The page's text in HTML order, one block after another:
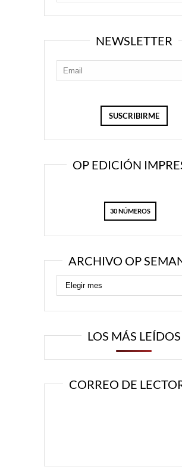
NEWSLETTER
OP EDICIÓN
30 NÚMEROS
ARCHIVO OP
LOS MÁS LEÍDOS
CORREO DE